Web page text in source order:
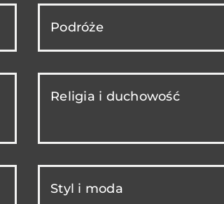
Podróże
Religia i duchowość
Styl i moda